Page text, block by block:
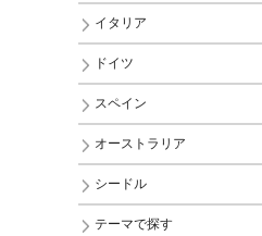
イタリア
ドイツ
スペイン
オーストラリア
シードル
テーマで探す